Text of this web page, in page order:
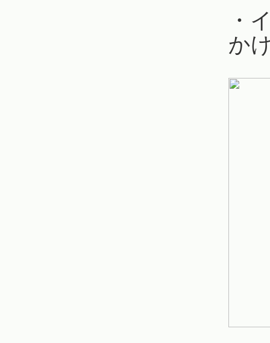
・
か